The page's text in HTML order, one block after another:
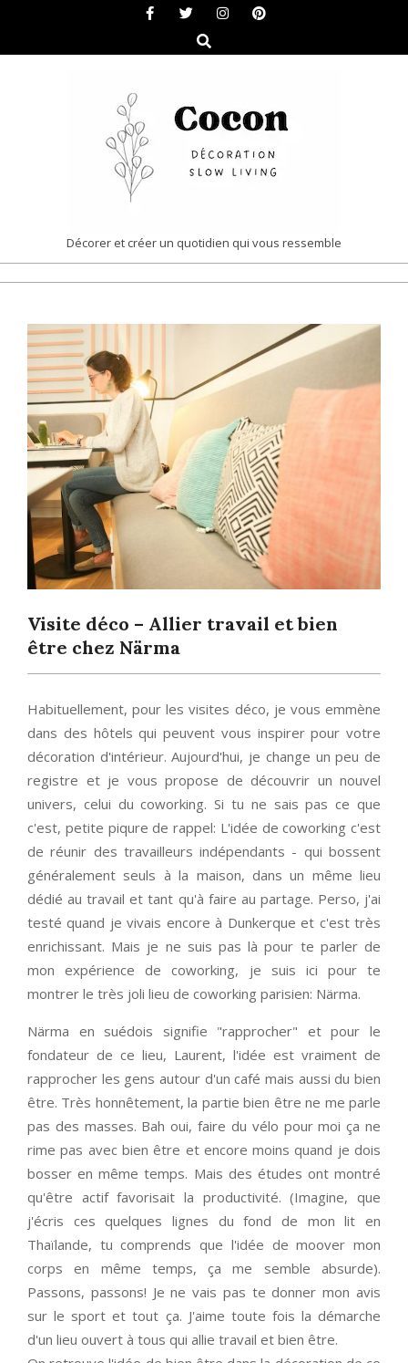
content
Search
COCON
|
&
SLOW
LIVING
Décorer et créer un quotidien qui vous ressemble
Menu
Visite déco – Allier travail et bien
être chez Närma
Habituellement, pour les visites déco, je vous emmène
dans des hôtels qui peuvent vous inspirer pour votre
décoration d'intérieur. Aujourd'hui, je change un peu de
registre et je vous propose de découvrir un nouvel
univers, celui du coworking. Si tu ne sais pas ce que
c'est, petite piqure de rappel: L'idée de coworking c'est
de réunir des travailleurs indépendants - qui bossent
généralement seuls à la maison, dans un même lieu
dédié au travail et tant qu'à faire au partage. Perso, j'ai
testé quand je vivais encore à Dunkerque et c'est très
enrichissant. Mais je ne suis pas là pour te parler de
mon expérience de coworking, je suis ici pour te
montrer le très joli lieu de coworking parisien: Närma.
Närma en suédois signifie "rapprocher" et pour le
fondateur de ce lieu, Laurent, l'idée est vraiment de
rapprocher les gens autour d'un café mais aussi du bien
être. Très honnêtement, la partie bien être ne me parle
pas des masses. Bah oui, faire du vélo pour moi ça ne
rime pas avec bien être et encore moins quand je dois
bosser en même temps. Mais des études ont montré
qu'être actif favorisait la productivité. (Imagine, que
j'écris ces quelques lignes du fond de mon lit en
Thaïlande, tu comprends que l'idée de moover mon
corps en même temps, ça me semble absurde).
Passons, passons! Je ne vais pas te donner mon avis
sur le sport et tout ça. J'aime toute fois la démarche
d'un lieu ouvert à tous qui allie travail et bien être.